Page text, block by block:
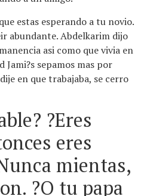
estas esperando a tu novio.
abundante. Abdelkarim dijo
asi­ como que vivia en
sepamos mas por
en que trabajaba, se cerro
?Eres
eres
mientas,
?O tu papa